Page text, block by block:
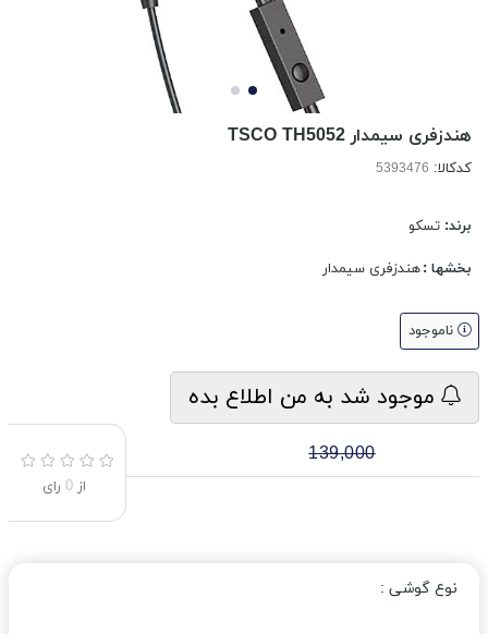
هندزفری سیمدار TSCO TH5052
کدکالا:
برند: تسکو
بخشها :هندزفری سیمدار
ناموجود
موجود شد به من اطلاع بده
139,000
از 0 رای
نوع گوشی :